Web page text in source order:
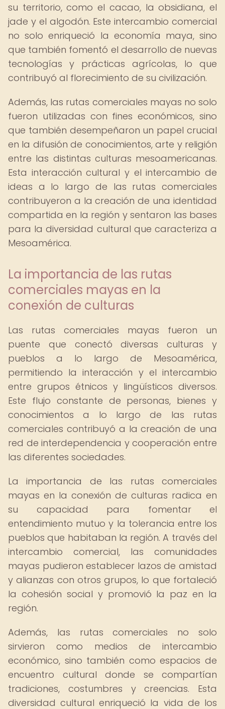
su territorio, como el cacao, la obsidiana, el
jade y el algodón. Este intercambio comercial
no solo enriqueció la economía maya, sino
que también fomentó el desarrollo de nuevas
tecnologías y prácticas agrícolas, lo que
contribuyó al florecimiento de su civilización.
Además, las rutas comerciales mayas no solo
fueron utilizadas con fines económicos, sino
que también desempeñaron un papel crucial
en la difusión de conocimientos, arte y religión
entre las distintas culturas mesoamericanas.
Esta interacción cultural y el intercambio de
ideas a lo largo de las rutas comerciales
contribuyeron a la creación de una identidad
compartida en la región y sentaron las bases
para la diversidad cultural que caracteriza a
Mesoamérica.
La importancia de las rutas
comerciales mayas en la
conexión de culturas
Las rutas comerciales mayas fueron un
puente que conectó diversas culturas y
pueblos a lo largo de Mesoamérica,
permitiendo la interacción y el intercambio
entre grupos étnicos y lingüísticos diversos.
Este flujo constante de personas, bienes y
conocimientos a lo largo de las rutas
comerciales contribuyó a la creación de una
red de interdependencia y cooperación entre
las diferentes sociedades.
La importancia de las rutas comerciales
mayas en la conexión de culturas radica en
su capacidad para fomentar el
entendimiento mutuo y la tolerancia entre los
pueblos que habitaban la región. A través del
intercambio comercial, las comunidades
mayas pudieron establecer lazos de amistad
y alianzas con otros grupos, lo que fortaleció
la cohesión social y promovió la paz en la
región.
Además, las rutas comerciales no solo
sirvieron como medios de intercambio
económico, sino también como espacios de
encuentro cultural donde se compartían
tradiciones, costumbres y creencias. Esta
diversidad cultural enriqueció la vida de los